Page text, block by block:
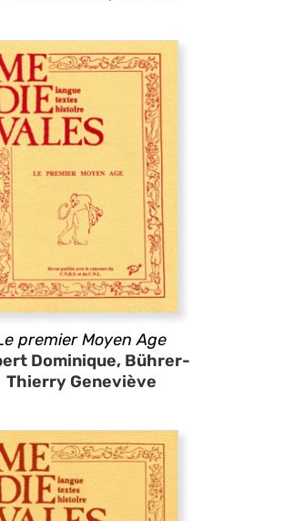
premier Moyen Age
Dominique, Bührer-
Thierry Geneviève